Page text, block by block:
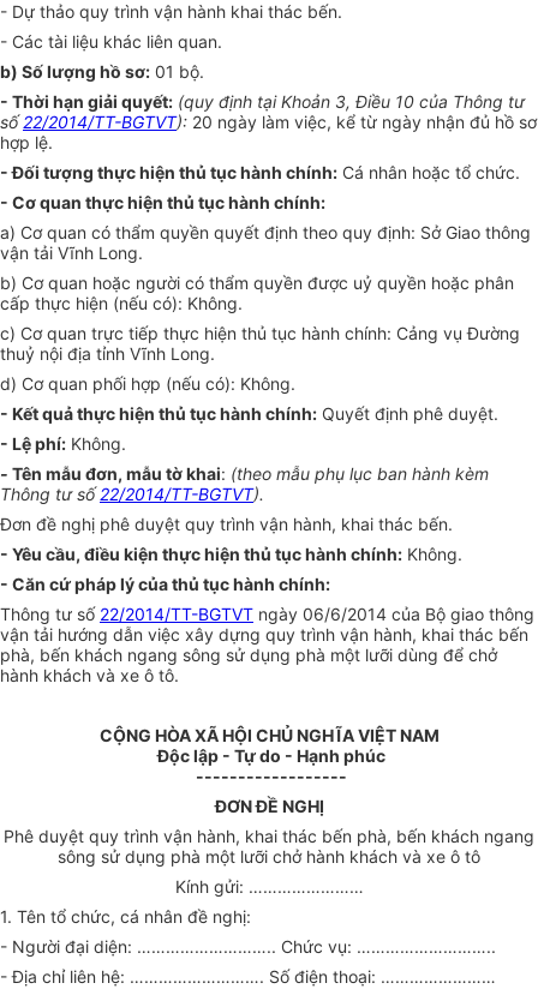
- Dự thảo quy trình vận hành khai thác bến.
- Các tài liệu khác liên quan.
b) Số lượng hồ sơ: 01 bộ.
- Thời hạn giải quyết: (quy định tại Khoản 3, Điều 10 của Thông tư
số22/2014/TT-BGTVT): 20 ngày làm việc, kể từ ngày nhận đủ hồ sơ
hợp lệ.
- Đối tượng thực hiện thủ tục hành chính: Cá nhân hoặc tổ chức.
- Cơ quan thực hiện thủ tục hành chính:
a) Cơ quan có thẩm quyền quyết định theo quy định: Sở Giao thông
vận tải Vĩnh Long.
b) Cơ quan hoặc người có thẩm quyền được uỷ quyền hoặc phân
cấp thực hiện (nếu có): Không.
c) Cơ quan trực tiếp thực hiện thủ tục hành chính: Cảng vụ Đường
thuỷ nội địa tỉnh Vĩnh Long.
d) Cơ quan phối hợp (nếu có): Không.
- Kết quả thực hiện thủ tục hành chính: Quyết định phê duyệt.
- Lệ phí: Không.
- Tên mẫu đơn, mẫu tờ khai: (theo mẫu phụ lục ban hành kèm
Thông tư số22/2014/TT-BGTVT).
Đơn đề nghị phê duyệt quy trình vận hành, khai thác bến.
- Yêu cầu, điều kiện thực hiện thủ tục hành chính: Không.
- Căn cứ pháp lý của thủ tục hành chính:
Thông tư số 22/2014/TT-BGTVT ngày 06/6/2014 của Bộ giao thông
vận tải hướng dẫn việc xây dựng quy trình vận hành, khai thác bến
phà, bến khách ngang sông sử dụng phà một lưỡi dùng để chở
hành khách và xe ô tô.
CỘNG HÒA XÃ HỘI CHỦ NGHĨA VIỆT NAM
Độc lập - Tự do - Hạnh phúc
------------------
ĐƠN ĐỀ NGHỊ
Phê duyệt quy trình vận hành, khai thác bến phà, bến khách ngang
sông sử dụng phà một lưỡi chở hành khách và xe ô tô
Kính gửi: ……………………
1. Tên tổ chức, cá nhân đề nghị:
- Người đại diện: ……………………….. Chức vụ: ………………………..
- Địa chỉ liên hệ: ………………………. Số điện thoại: ……………………